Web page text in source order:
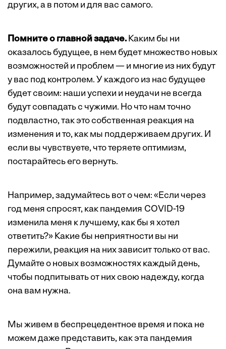
других, а в потом и для вас самого.
Помните о главной задаче.Каким бы ни
оказалось будущее, в нем будет множество новых
возможностей и проблем — и многие из них будут
у вас под контролем. У каждого из нас будущее
будет своим: наши успехи и неудачи не всегда
будут совпадать с чужими. Но что нам точно
подвластно, так это собственная реакция на
изменения и то, как мы поддерживаем других. И
если вы чувствуете, что теряете оптимизм,
постарайтесь его вернуть.
Например, задумайтесь вот о чем: «Если через
год меня спросят, как пандемия COVID-19
изменила меня к лучшему, как бы я хотел
ответить?» Какие бы неприятности вы ни
пережили, реакция на них зависит только от вас.
Думайте о новых возможностях каждый день,
чтобы подпитывать от них свою надежду, когда
она вам нужна.
Мы живем в беспрецедентное время и пока не
можем даже представить, как эта пандемия